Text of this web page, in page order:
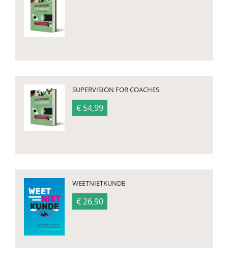
SUPERVISION FOR COACHES
€ 54,99
WEETNIETKUNDE
€ 26,90